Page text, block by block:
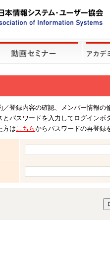
／登録内容の確認、メンバー情報の
とパスワードを入力してログインボ
方はこちらからパスワードの再登録